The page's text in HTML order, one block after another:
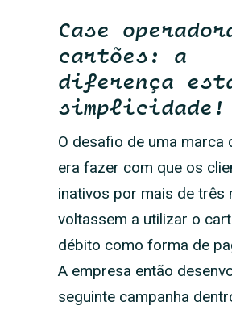
Case
cartões: a
diferença
simplicidade!
O desafio de uma marca
era fazer com que os
inativos por mais de três
voltassem a utilizar o
débito como forma de
A empresa então
seguinte campanha